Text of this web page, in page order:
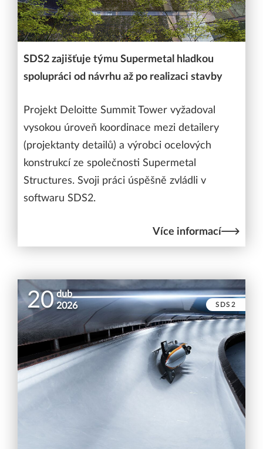
SDS2 zajišťuje týmu Supermetal hladkou
spolupráci od návrhu až po realizaci stavby
Projekt Deloitte Summit Tower vyžadoval
vysokou úroveň koordinace mezi detailery
(projektanty detailů) a výrobci ocelových
konstrukcí ze společnosti Supermetal
Structures. Svoji práci úspěšně zvládli v
softwaru SDS2.
Více informací
20 dub
2026
SDS2